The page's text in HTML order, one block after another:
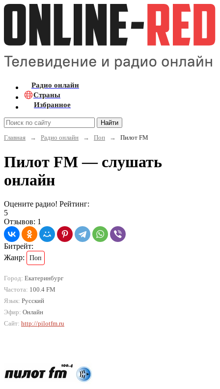
Радио онлайн
Страны
Избранное
Найти
Главная
→ Радио онлайн → Поп → Пилот FM
Пилот FM — слушать
онлайн
Оцените радио! Рейтинг:
5
Отзывов: 1
Битрейт:
Жанр:
Поп
Город: Екатеринбург
Частота: 100.4 FM
Язык: Русский
Эфир: Онлайн
Сайт: http://pilotfm.ru